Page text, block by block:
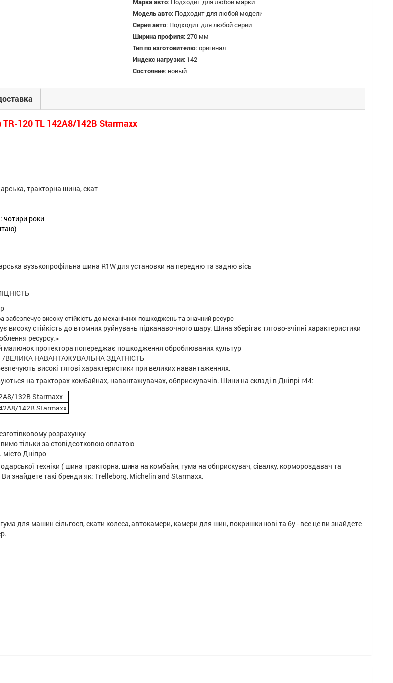
Марка авто: Подходит для любой марки
Модель авто: Подходит для любой модели
Серия авто: Подходит для любой серии
Ширина профиля:270 мм
Тип по изготовителю:оригинал
Индекс нагрузки: 142
Состояние: новый
120 TL 142A8/142B Starmaxx
тракторна шина, скат
чотири роки
вузькопрофільна шина R1W для установки на передню та задню вісь
забезпечує високу стійкість до механічних пошкоджень та значний ресурс
високу стійкість до втомних руйнувань підканавочного шару. Шина зберігає тягово-зчіпні характеристики
ресурсу.>
малюнок протектора попереджає пошкодження оброблюваних культур
/ВЕЛИКА НАВАНТАЖУВАЛЬНА ЗДАТНІСТЬ
високі тягові характеристики при великих навантаженнях.
на тракторах комбайнах, навантажувачах, обприскувачів. Шини на складі в Дніпрі r44:
132B Starmaxx
142B Starmaxx
розрахунку
тільки за стовідсотковою оплатою
Дніпро
техніки ( шина тракторна, шина на комбайн, гума на обприскувач, сівалку, кормороздавач та
Ви знайдете такі бренди як: Trelleborg, Michelin and Starmaxx.
для машин сільгосп, скати колеса, автокамери, камери для шин, покришки нові та бу - все це ви знайдете